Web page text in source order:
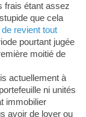
frais étant assez
que cela
revient tout
pourtant jugée
moitié de
actuellement à
ni unités
immobilier
avoir de loyer ou